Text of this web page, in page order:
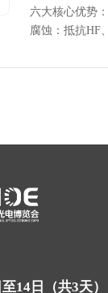
六大核心优势
腐蚀：抵抗HF
自动化取放精
14日（共3天）